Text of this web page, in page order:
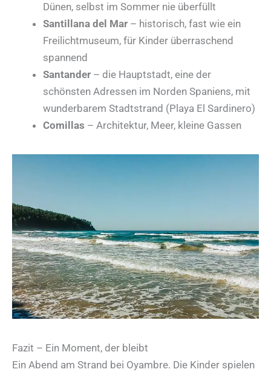
Dünen, selbst im Sommer nie überfüllt
Santillana del Mar – historisch, fast wie ein
Freilichtmuseum, für Kinder überraschend
spannend
Santander – die Hauptstadt, eine der
schönsten Adressen im Norden Spaniens, mit
wunderbarem Stadtstrand (Playa El Sardinero)
Comillas – Architektur, Meer, kleine Gassen
Fazit – Ein Moment, der bleibt
Ein Abend am Strand bei Oyambre. Die Kinder spielen